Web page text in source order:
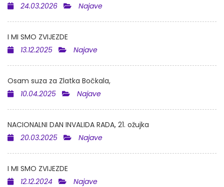
24.03.2026
Najave
I MI SMO ZVIJEZDE
13.12.2025
Najave
Osam suza za Zlatka Bočkala,
10.04.2025
Najave
NACIONALNI DAN INVALIDA RADA, 21. ožujka
20.03.2025
Najave
I MI SMO ZVIJEZDE
12.12.2024
Najave